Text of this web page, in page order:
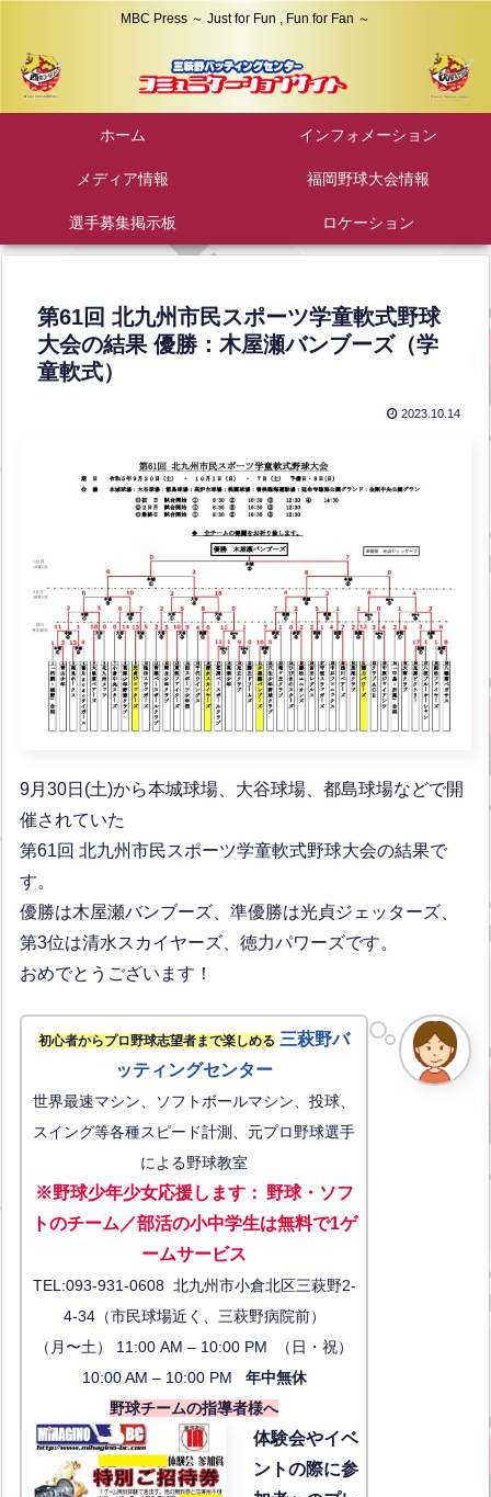
MBC Press ～ Just for Fun , Fun for Fan ～
ホーム インフォメーション
メディア情報 福岡野球大会情報
選手募集掲示板 ロケーション
第61回 北九州市民スポーツ学童軟式野球
大会の結果 優勝：木屋瀬バンブーズ（学
童軟式）
2023.10.14
9月30日(土)から本城球場、大谷球場、都島球場などで開
催されていた
第61回 北九州市民スポーツ学童軟式野球大会の結果で
す。
優勝は木屋瀬バンブーズ、準優勝は光貞ジェッターズ、
第3位は清水スカイヤーズ、徳力パワーズです。
おめでとうございます！
初心者からプロ野球志望者まで楽しめる 三萩野バ
ッティングセンター
世界最速マシン、ソフトボールマシン、投球、
スイング等各種スピード計測、元プロ野球選手
による野球教室
※野球少年少女応援します： 野球・ソフ
トのチーム／部活の小中学生は無料で1ゲ
ームサービス
TEL:093-931-0608 北九州市小倉北区三萩野2-
4-34（市民球場近く、三萩野病院前）
（月〜土） 11:00 AM – 10:00 PM （日・祝）
10:00 AM – 10:00 PM 年中無休
野球チームの指導者様へ
体験会やイベ
ントの際に参